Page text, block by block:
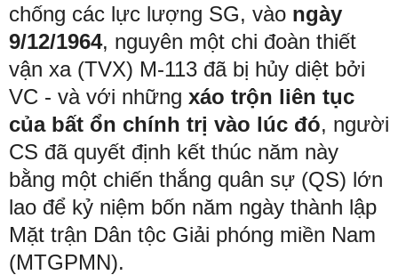
chống các lực lượng SG, vào ngày
9/12/1964, nguyên một chi đoàn thiết
vận xa (TVX) M-113 đã bị hủy diệt bởi
VC - và với những xáo trộn liên tục
của bất ổn chính trị vào lúc đó, người
CS đã quyết định kết thúc năm này
bằng một chiến thắng quân sự (QS) lớn
lao để kỷ niệm bốn năm ngày thành lập
Mặt trận Dân tộc Giải phóng miền Nam
(MTGPMN).